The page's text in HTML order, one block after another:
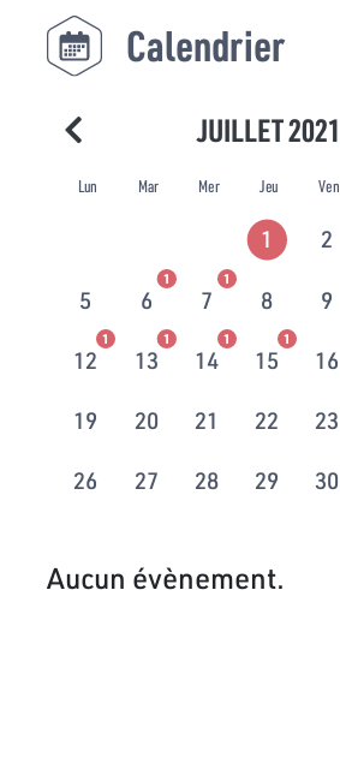
Calendrier
JUILLET 2021
Lun Mar Mer Jeu Ven
1 2
5 6
1
7
1
8 9
12
1
13
1
14
1
15
1
16
19 20 21 22 23
26 27 28 29 30
Aucun évènement.